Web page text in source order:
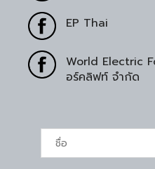
EP Thai
World Electric
อร์คลิฟท์ จำกัด